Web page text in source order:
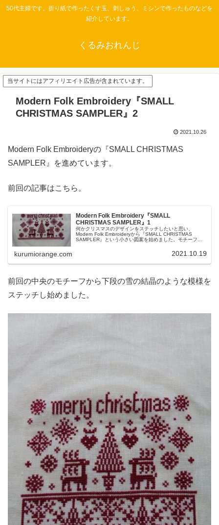
50代主婦です。折り紙で作ったくす玉、刺しゅう、ミシンで作ったものなどを
紹介しています。
くるみおれんじ
当サイトにはアフィリエイト広告が含まれています。
Modern Folk Embroidery『SMALL
CHRISTMAS SAMPLER』2
2021.10.26
Modern Folk Embroideryの『SMALL CHRISTMAS
SAMPLER』を進めています。
前回の記事はこちら。
Modern Folk Embroidery『SMALL
CHRISTMAS SAMPLER』1
何かクリスマスのデザインをステッチしたいと思い、
Modern Folk Embroideryから『SMALL CHRISTMAS
SAMPLER』という小さい図案を始めました。モチーフの
kurumiorange.com 2021.10.19
前回の中央のモチーフから下段の雪の結晶のような模様を
ステッチし始めました。